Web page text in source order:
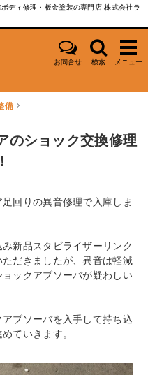
ディ修理・板金塗装の専門店 株式会社ラ
お問合せ 検索 メニュー
備
のショック交換修理
回りの異音修理で入庫しま
新品スタビライザーリンク
だきましたが、異音は軽減
ックアブソーバが疑わしい
ブソーバを入手して持ち込
ていきます。